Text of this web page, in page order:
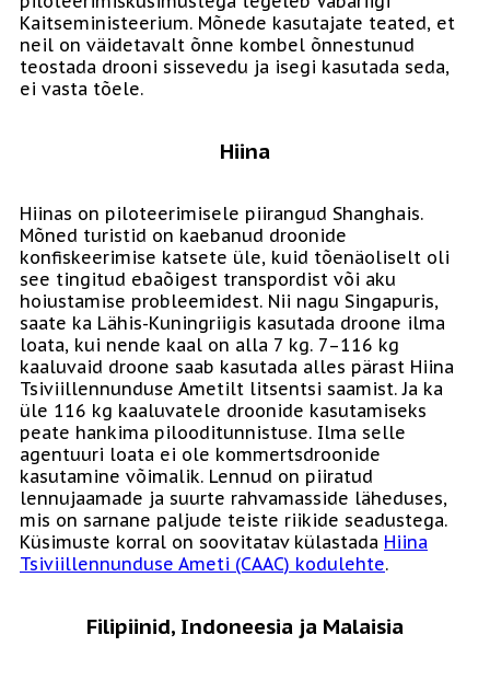
Kaitseministeerium. Mõnede kasutajate teated, et
neil on väidetavalt õnne kombel õnnestunud
teostada drooni sissevedu ja isegi kasutada seda,
ei vasta tõele.
Hiina
Hiinas on piloteerimisele piirangud Shanghais.
Mõned turistid on kaebanud droonide
konfiskeerimise katsete üle, kuid tõenäoliselt oli
see tingitud ebaõigest transpordist või aku
hoiustamise probleemidest. Nii nagu Singapuris,
saate ka Lähis-Kuningriigis kasutada droone ilma
loata, kui nende kaal on alla 7 kg. 7–116 kg
kaaluvaid droone saab kasutada alles pärast Hiina
Tsiviillennunduse Ametilt litsentsi saamist. Ja ka
üle 116 kg kaaluvatele droonide kasutamiseks
peate hankima pilooditunnistuse. Ilma selle
agentuuri loata ei ole kommertsdroonide
kasutamine võimalik. Lennud on piiratud
lennujaamade ja suurte rahvamasside läheduses,
mis on sarnane paljude teiste riikide seadustega.
Küsimuste korral on soovitatav külastada Hiina
Tsiviillennunduse Ameti (CAAC) kodulehte.
Filipiinid, Indoneesia ja Malaisia